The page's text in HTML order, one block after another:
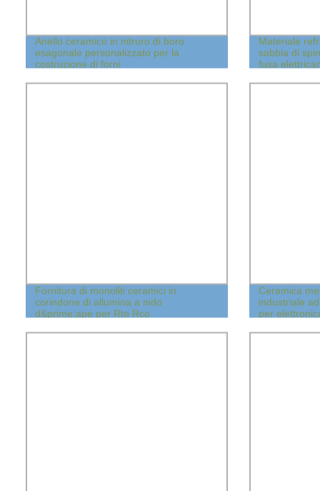
Anello ceramico in nitruro di boro
esagonale personalizzato per la
costruzione di forni
Materiale
sabbia di
fusa
Fornitura di monoliti ceramici in
corindone di allumina a nido
d&prime;ape per Rto Rco
Ceramica
industriale
per